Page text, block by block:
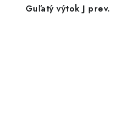
Guľatý výtok J prev.